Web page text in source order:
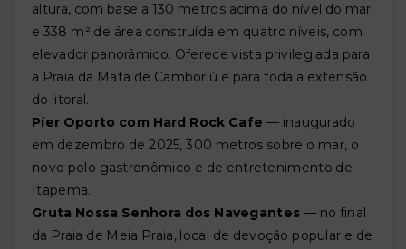
altura, com base a 130 metros acima do nível do mar
e 338 m² de área construída em quatro níveis, com
elevador panorâmico. Oferece vista privilegiada para
a Praia da Mata de Camboriú e para toda a extensão
do litoral.
Píer Oporto com Hard Rock Cafe — inaugurado
em dezembro de 2025, 300 metros sobre o mar, o
novo polo gastronômico e de entretenimento de
Itapema.
Gruta Nossa Senhora dos Navegantes — no final
da Praia de Meia Praia, local de devoção popular e de